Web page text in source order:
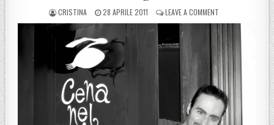
POSTED BY
CRISTINA POSTED ON
28 APRILE 2011 LEAVE A COMMENT ON A